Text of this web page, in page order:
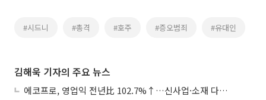
#시드니 #총격 #호주 #증오범죄 #유대인
김해욱 기자의 주요 뉴스
에코프로, 영업익 전년比 102.7%↑…신사업·소재 다각화 박차